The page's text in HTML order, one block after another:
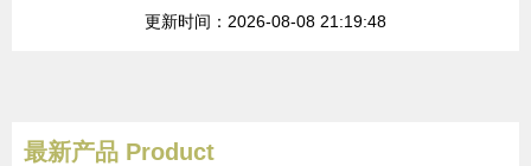
更新时间：2026-08-08 21:19:48
最新产品 Product